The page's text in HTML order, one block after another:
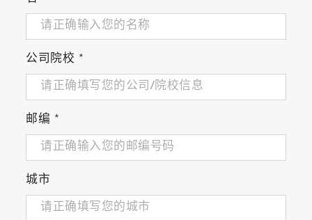
usb-serial-for-android-1.7.1
希望获得IT-480 摄像头目标代码的客户，请通过
电子邮件联系我们。it480camera(at)horiba.com
商标
安卓是谷歌有限责任公司的商标。Google Play
和Google Play标志是Google LLC的商标。其他
公司名称和品牌名称是其各自公司的注册商标或
商标。
公司院校 *
邮编 *
城市